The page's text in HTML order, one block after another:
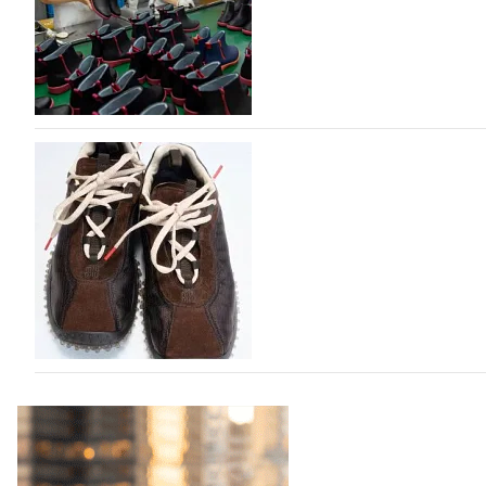
марок одежды, обуви и аксессуаров. Бренды также
06.08.2026 587
Объем мирового производства обуви в 2025
В 2025 году мировое производство обуви
на 0,1% до 24,6 млрд пар, - данные опубликованы в
2026», Португальской ассоциацией…
06.08.2026 702
Популярный силуэт бренда,1999 года выпуска,
сникерины (гибридный вариант балеток и кроссовок